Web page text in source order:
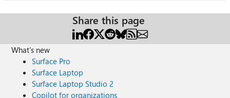
Share this page
What's new
Surface Pro
Surface Laptop
Surface Laptop Studio 2
Copilot for organizations